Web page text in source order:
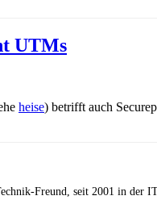
UTMs
heise) betrifft auch
Freund, seit 2001 in der